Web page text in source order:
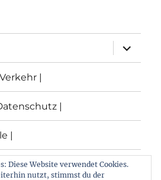
öffnen
|
|
|
Diese Website verwendet Cookies.
nutzt, stimmst du der